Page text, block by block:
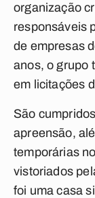
organização
responsáveis
de empresas
anos, o grupo
em licitações
São
apreensão,
temporárias
vistoriados
foi uma casa